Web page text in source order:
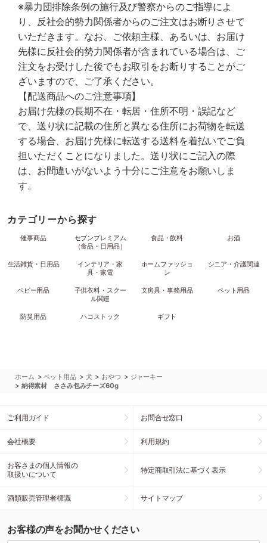
※暴力団排除条例の施行及び警察からのご指導によ
り、反社会的勢力関係者からのご注文はお断りさせて
いただきます。なお、ご依頼主様、あるいは、お届け
先様に反社会的勢力関係者が含まれている場合は、ご
注文をお受けした後でもお取引をお断りすることがご
ざいますので、ご了承ください。
【配送商品へのご注意事項】
お届け先様の長期不在・転居・住所不明・誤記など
で、送り状に記載の住所と異なる住所にお荷物を転送
する場合、お届け先様に転送する送料を着払いでご負
担いただくことになりました。送り状にご記入の際
は、お間違いがないよう十分にご注意をお願いしま
す。
カテゴリーから探す
催事商品
セブンプレミアム
（食品・日用品）
食品・飲料 お酒
生活雑貨・日用品
インテリア・家
具・家電
ホームファッショ
ン
シニア・介護関連
ベビー用品
子供衣料・スクー
ル関連
文房具・事務用品 ペット用品
防災用品 ハコストック ギフト
ホーム >ペット用品 > 犬 > おやつ > ジャーキー
> 納得素材 ささみ包みチーズ60g
ご利用ガイド お問合せ窓口
会社概要 利用規約
お客さまの個人情報の
取扱いについて
特定商取引法に基づく表示
酒類販売管理者標識 サイトマップ
お客様の声をお聞かせください